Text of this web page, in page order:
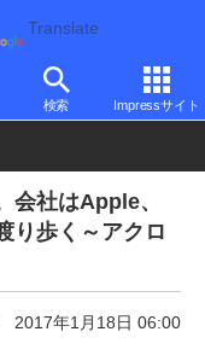
Translate
検索 Impressサイト
会社はApple、
り歩く～アクロ
2017年1月18日 06:00